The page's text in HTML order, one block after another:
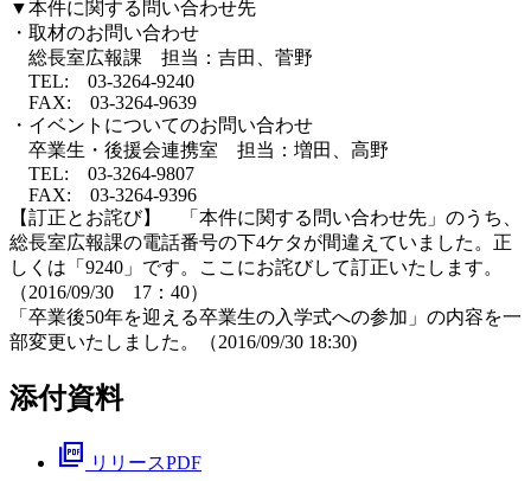
▼本件に関する問い合わせ先
・取材のお問い合わせ
総長室広報課 担当：吉田、菅野
TEL: 03-3264-9240
FAX: 03-3264-9639
・イベントについてのお問い合わせ
卒業生・後援会連携室 担当：増田、高野
TEL: 03-3264-9807
FAX: 03-3264-9396
【訂正とお詫び】 「本件に関する問い合わせ先」のうち、
総長室広報課の電話番号の下4ケタが間違えていました。正
しくは「9240」です。ここにお詫びして訂正いたします。
（2016/09/30 17：40）
「卒業後50年を迎える卒業生の入学式への参加」の内容を一
部変更いたしました。（2016/09/30 18:30)
添付資料
picture_as_pdf リリースPDF